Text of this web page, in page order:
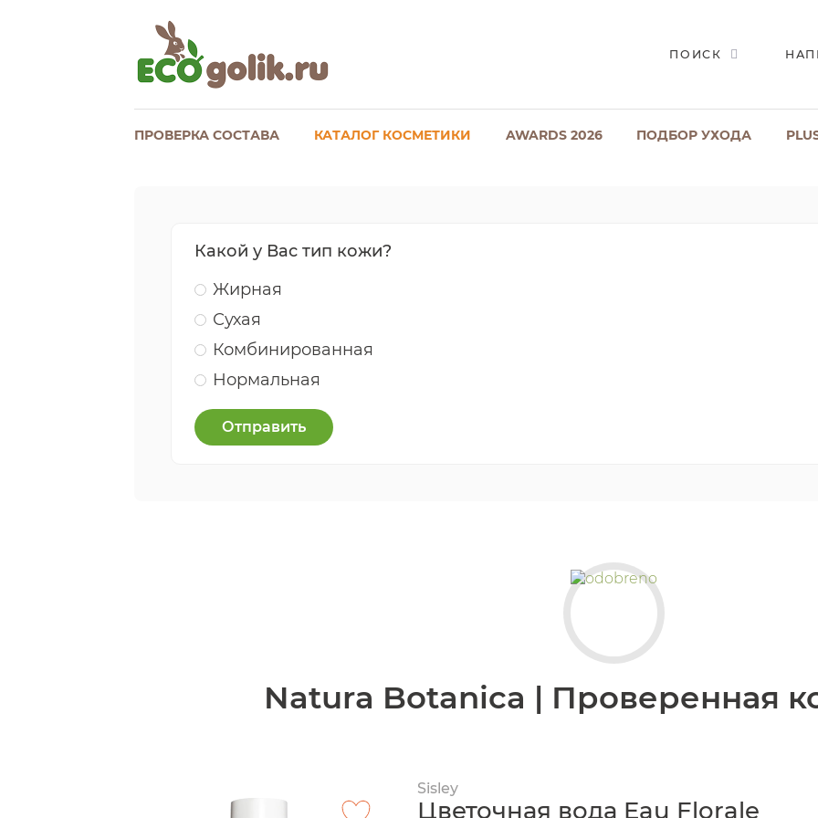
ПОИСК
ПРОВЕРКА СОСТАВА КАТАЛОГ КОСМЕТИКИ AWARDS 2026 ПОДБОР УХОДА
Какой у Вас тип кожи?
Жирная
Сухая
Комбинированная
Нормальная
Отправить
Natura Botanica | Проверенная
Sisley
Цветочная вода Eau Florale